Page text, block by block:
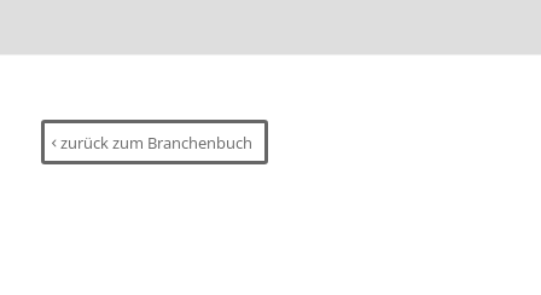
zurück zum Branchenbuch